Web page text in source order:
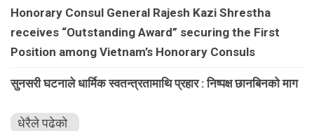
Honorary Consul General Rajesh Kazi Shrestha
receives “Outstanding Award” securing the First
Position among Vietnam’s Honorary Consuls
सुनसरी घटनाले धार्मिक स्वतन्त्रतामाथि प्रहार : निष्पक्ष छानबिनको माग
धेरैले पढेको